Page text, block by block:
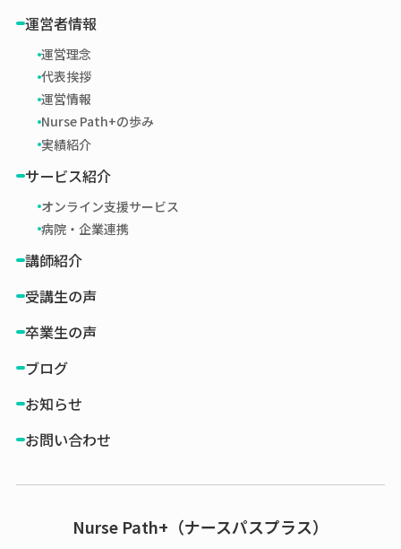
運営者情報
運営理念
代表挨拶
運営情報
Nurse Path+の歩み
実績紹介
サービス紹介
オンライン支援サービス
病院・企業連携
講師紹介
受講生の声
卒業生の声
ブログ
お知らせ
お問い合わせ
Nurse Path+（ナースパスプラス）